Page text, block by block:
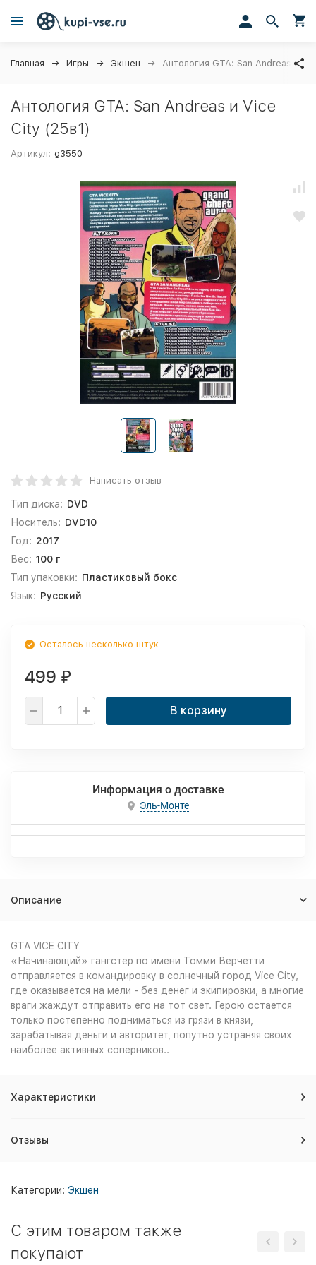
Главная Игры Экшен Антология GTA: San Andreas и
Антология GTA: San Andreas и Vice
City (25в1)
Артикул: g3550
Написать отзыв
Тип диска: DVD
Носитель: DVD10
Год: 2017
Вес: 100 г
Тип упаковки: Пластиковый бокс
Язык: Русский
Осталось несколько штук
499 ₽
В корзину
Информация о доставке
Эль-Монте
Описание
GTA VICE CITY
«Начинающий» гангстер по имени Томми Верчетти
отправляется в командировку в солнечный город Vice City,
где оказывается на мели - без денег и экипировки, а многие
враги жаждут отправить его на тот свет. Герою остается
только постепенно подниматься из грязи в князи,
зарабатывая деньги и авторитет, попутно устраняя своих
наиболее активных соперников..
Характеристики
Отзывы
Категории: Экшен
C этим товаром также
покупают